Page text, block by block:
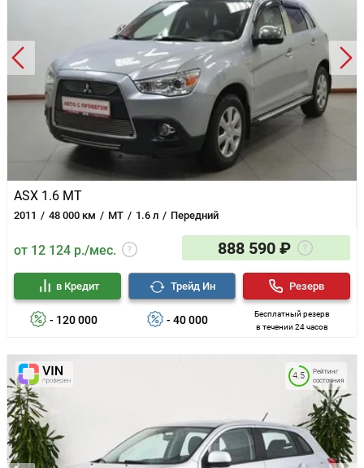
ASX 1.6 MT
2011 48 000 км MT 1.6 л Передний
от 12 124 р./мес. 888 590 ₽
- 120 000
в Кредит
- 40 000
Трейд Ин
Бесплатный резерв
в течении 24 часов
Резерв
Рейтинг
состояния
4.5